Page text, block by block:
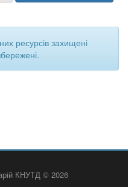
ресурсів захищені
КНУТД © 2026